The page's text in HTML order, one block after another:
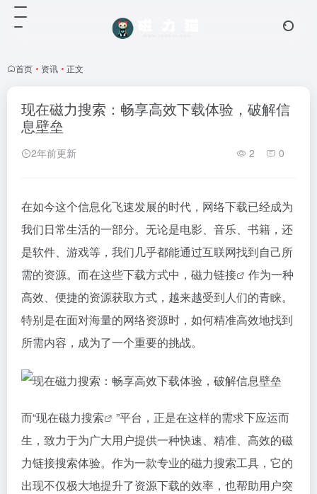
首页 • 资讯 • 正文
现在磁力搜索：畅享高效下载体验，破解信
息壁垒
2年前更新 2 0
在如今这个信息化飞速发展的时代，网络下载已经成为
我们日常生活的一部分。无论是电影、音乐、书籍，还
是软件、游戏等，我们几乎都能通过互联网找到自己所
需的资源。而在这些下载方式中， 磁力链接
作为一种
高效、便捷的资源获取方式，越来越受到人们的青睐。
特别是在面对海量的网络资源时，如何精准高效地找到
所需内容，成为了一个重要的挑战。
而“现在磁力搜索
”平台，正是在这样的需求下应运而
生，致力于为广大用户提供一种快速、精准、高效的磁
力链接搜索体验。作为一款专业的磁力搜索工具，它的
出现不仅极大地提升了资源下载的效率，也帮助用户突